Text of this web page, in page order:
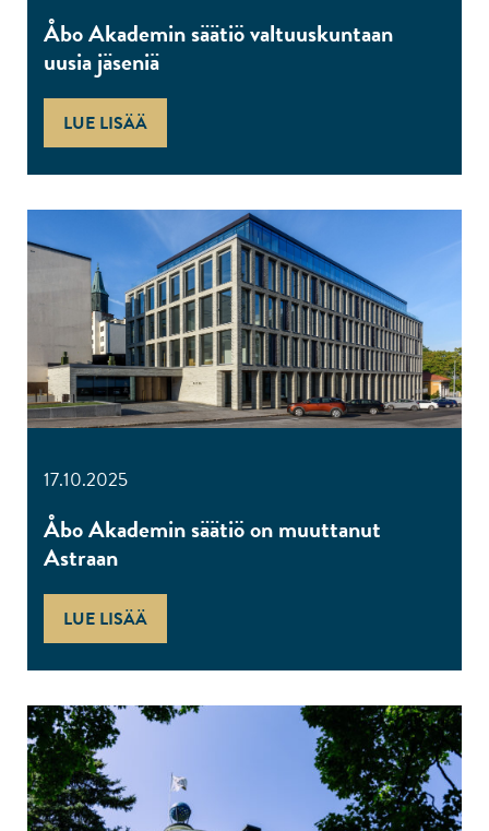
Åbo Akademin säätiö valtuuskuntaan
uusia jäseniä
LUE LISÄÄ
17.10.2025
Åbo Akademin säätiö on muuttanut
Astraan
LUE LISÄÄ